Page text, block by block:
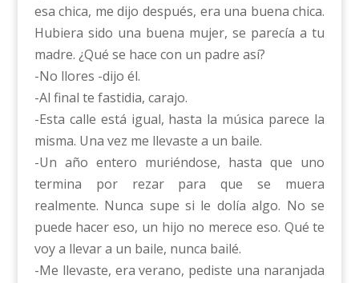
esa chica, me dijo después, era una buena chica.
Hubiera sido una buena mujer, se parecía a tu
madre. ¿Qué se hace con un padre así?
-No llores -dijo él.
-Al final te fastidia, carajo.
-Esta calle está igual, hasta la música parece la
misma. Una vez me llevaste a un baile.
-Un año entero muriéndose, hasta que uno
termina por rezar para que se muera
realmente. Nunca supe si le dolía algo. No se
puede hacer eso, un hijo no merece eso. Qué te
voy a llevar a un baile, nunca bailé.
-Me llevaste, era verano, pediste una naranjada